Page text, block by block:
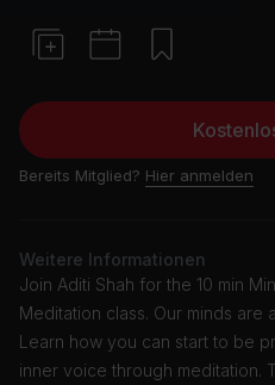
Bereits Mitglied? Hier anmelden
Weitere Informationen
Join Aditi Shah for the 10 min
Meditation class. Our minds are
Learn how you can start to be
inner voice through meditation.